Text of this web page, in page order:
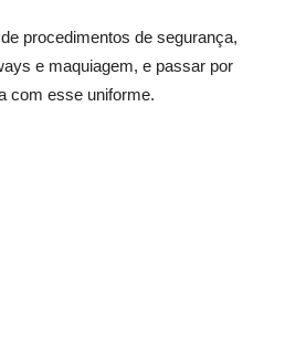
procedimentos de segurança,
e maquiagem, e passar por
com esse uniforme.